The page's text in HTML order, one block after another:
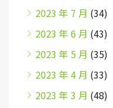
2023 年 7 月 (34)
2023 年 6 月 (43)
2023 年 5 月 (35)
2023 年 4 月 (33)
2023 年 3 月 (48)